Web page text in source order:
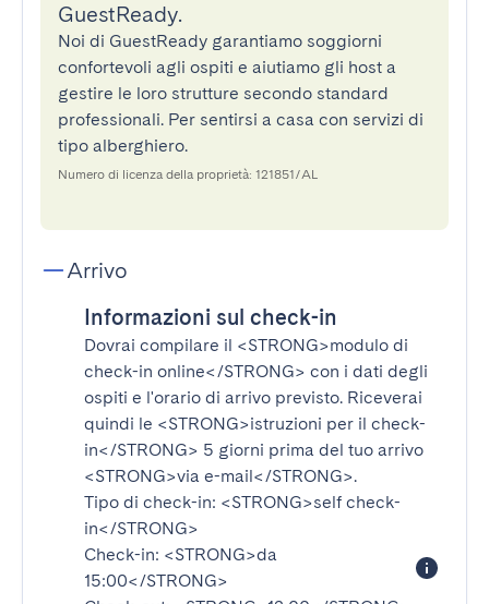
GuestReady.
Noi di GuestReady garantiamo soggiorni
confortevoli agli ospiti e aiutiamo gli host a
gestire le loro strutture secondo standard
professionali. Per sentirsi a casa con servizi di
tipo alberghiero.
Numero di licenza della proprietà: 121851/AL
Arrivo
Informazioni sul check-in
Dovrai compilare il <STRONG>modulo di
check-in online</STRONG> con i dati degli
ospiti e l'orario di arrivo previsto. Riceverai
quindi le <STRONG>istruzioni per il check-
in</STRONG> 5 giorni prima del tuo arrivo
<STRONG>via e-mail</STRONG>.
Tipo di check-in: <STRONG>self check-
in</STRONG>
Check-in: <STRONG>da
15:00</STRONG>